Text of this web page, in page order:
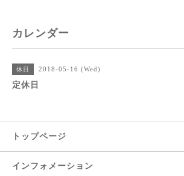
カレンダー
休日 2018-05-16 (Wed)
定休日
トップページ
インフォメーション